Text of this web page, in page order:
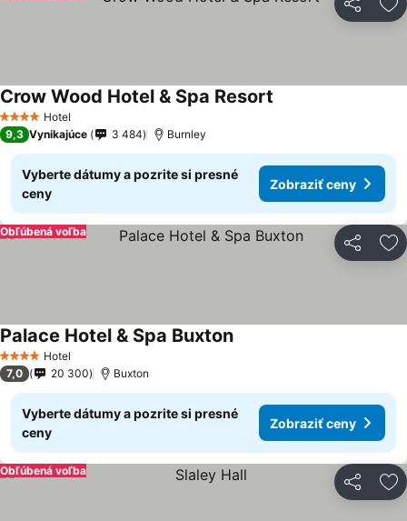
Zdieľať
4 Počet hviezdičiek
Hotel
Crow Wood Hotel & Spa Resort
9,3 Vynikajúce 3 484 Burnley
Vyberte dátumy a pozrite si presné
ceny
Zobraziť ceny
Zdieľať
Obľúbená voľba
4 Počet hviezdičiek
Hotel
Palace Hotel & Spa BuxtonZobraziť ceny
7,0 20 300 Buxton
Vyberte dátumy a pozrite si presné
ceny
Zobraziť ceny
Zdieľať
Obľúbená voľba